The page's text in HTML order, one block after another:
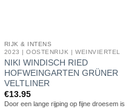
RIJK & INTENS
2023 | OOSTENRIJK | WEINVIERTEL
NIKI WINDISCH RIED
HOFWEINGARTEN GRÜNER
VELTLINER
€13.95
Door een lange rijping op fijne droesem is